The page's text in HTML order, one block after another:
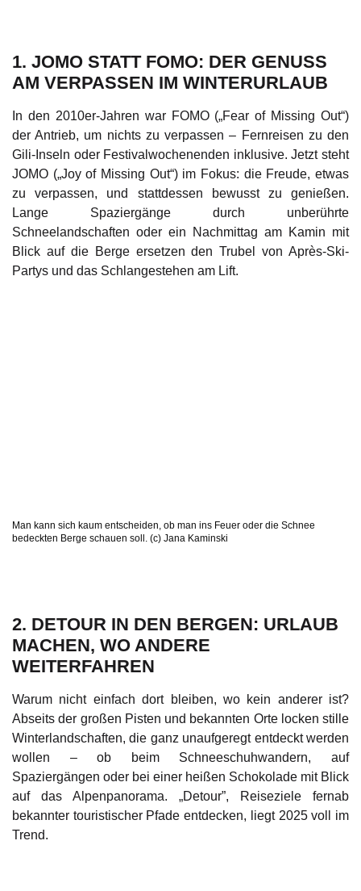
1. JOMO STATT FOMO: DER GENUSS
AM VERPASSEN IM WINTERURLAUB
In den 2010er-Jahren war FOMO („Fear of Missing Out“)
der Antrieb, um nichts zu verpassen – Fernreisen zu den
Gili-Inseln oder Festivalwochenenden inklusive. Jetzt steht
JOMO („Joy of Missing Out“) im Fokus: die Freude, etwas
zu verpassen, und stattdessen bewusst zu genießen.
Lange Spaziergänge durch unberührte
Schneelandschaften oder ein Nachmittag am Kamin mit
Blick auf die Berge ersetzen den Trubel von Après-Ski-
Partys und das Schlangestehen am Lift.
Man kann sich kaum entscheiden, ob man ins Feuer oder die Schnee
bedeckten Berge schauen soll. (c) Jana Kaminski
2. DETOUR IN DEN BERGEN: URLAUB
MACHEN, WO ANDERE
WEITERFAHREN
Warum nicht einfach dort bleiben, wo kein anderer ist?
Abseits der großen Pisten und bekannten Orte locken stille
Winterlandschaften, die ganz unaufgeregt entdeckt werden
wollen – ob beim Schneeschuhwandern, auf
Spaziergängen oder bei einer heißen Schokolade mit Blick
auf das Alpenpanorama. „Detour”, Reiseziele fernab
bekannter touristischer Pfade entdecken, liegt 2025 voll im
Trend.